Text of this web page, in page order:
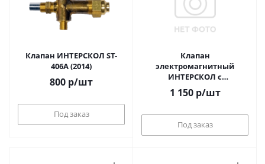
Клапан ИНТЕРСКОЛ ST-
406А (2014)
800 р/шт
Под заказ
Клапан
электромагнитный
ИНТЕРСКОЛ c
регулировкой ST-20B-21-40
(d=0.7)
1 150р/шт
Под заказ